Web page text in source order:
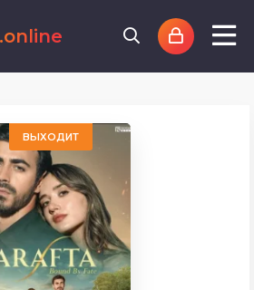
.online
ВЫХОДИТ